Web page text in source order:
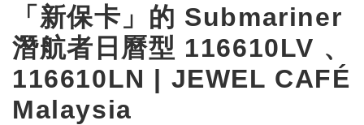
「新保卡」的 Submariner
潛航者日曆型 116610LV 、
116610LN | JEWEL CAFÉ
Malaysia